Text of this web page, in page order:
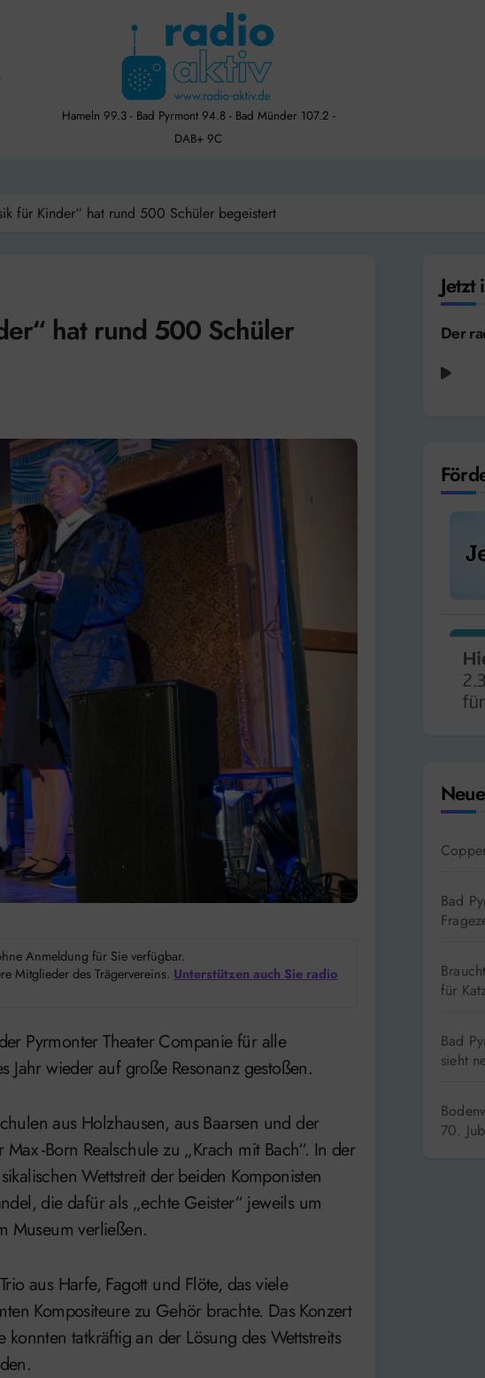
Hameln 99.3 - Bad Pyrmont 94.8 - Bad Münder 107.2 -
DAB+ 9C
für Kinder“ hat rund 500 Schüler begeistert
hat rund 500 Schüler
Anmeldung für Sie verfügbar.
Mitglieder des Trägervereins. Unterstützen auch Sie radio
wieder auf große Resonanz gestoßen.
aus Holzhausen, aus Baarsen und der
-Born Realschule zu „Krach mit Bach“. In der
Wettstreit der beiden Komponisten
die dafür als „echte Geister“ jeweils um
Museum verließen.
aus Harfe, Fagott und Flöte, das viele
Kompositeure zu Gehör brachte. Das Konzert
tatkräftig an der Lösung des Wettstreits
Jetzt
Der
Bad
für
Bad
sieht
70.